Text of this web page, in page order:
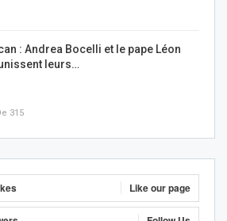
: Andrea Bocelli et le pape Léon
leurs…
315
Like our page